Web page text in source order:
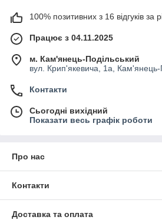
100% позитивних з 16 відгуків за
Працює з 04.11.2025
м. Кам'янець-Подільський
вул. Крип'якевича, 1а, Кам'янець-
Контакти
Сьогодні вихідний
Показати весь графік роботи
Про нас
Контакти
Доставка та оплата